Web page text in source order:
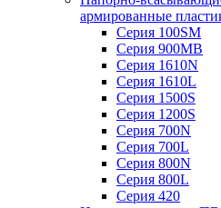
армированные
Серия 100SM
Серия 900MB
Серия 1610N
Серия 1610L
Серия 1500S
Серия 1200S
Серия 700N
Серия 700L
Серия 800N
Серия 800L
Серия 420